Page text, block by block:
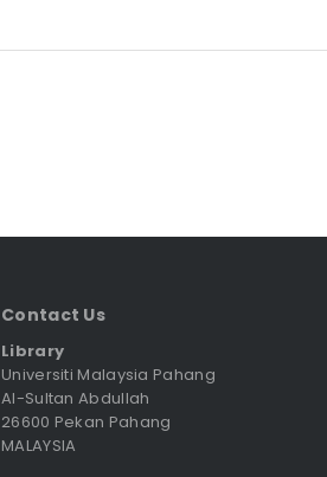
Contact Us
Library
Universiti Malaysia Pahang
Al-Sultan Abdullah
26600 Pekan Pahang
MALAYSIA